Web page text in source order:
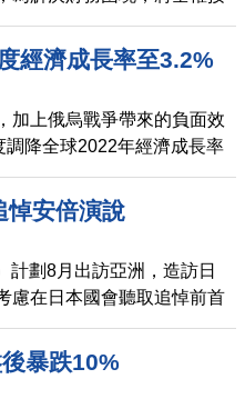
埔寨土地買受人提早給付買
經濟成長率至3.2%
加上俄烏戰爭帶來的負面效
調降全球2022年經濟成長率
下修0.4與0.7個百分點。
悼安倍演說
計劃8月出訪亞洲，造訪日
慮在日本國會聽取追悼前首
暴跌10%